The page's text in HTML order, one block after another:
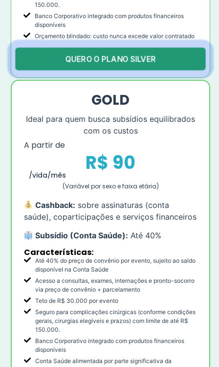
150.000.
Banco Corporativo integrado com produtos financeiros
disponíveis
Orçamento blindado: custo nunca excede valor contratado
QUERO O PLANO SILVER
GOLD
Ideal para quem busca subsídios equilibrados
com os custos
A partir de
R$ 90
/vida/mês
(Variável por sexo e faixa etária)
Cashback: sobre assinaturas (conta
saúde), coparticipações e serviços financeiros
Subsídio (Conta Saúde): Até 40%
Características:
Até 40% do preço de convênio por evento, sujeito ao saldo
disponível na Conta Saúde
Acesso a consultas, exames, internações e pronto-socorro
via preço de convênio + parcelamento
Teto de R$ 30.000 por evento
Seguro para complicações cirúrgicas (conforme condições
gerais, cirurgias elegíveis e prazos) com limite de até R$
150.000.
Banco Corporativo integrado com produtos financeiros
disponíveis
Conta Saúde alimentada por parte significativa da